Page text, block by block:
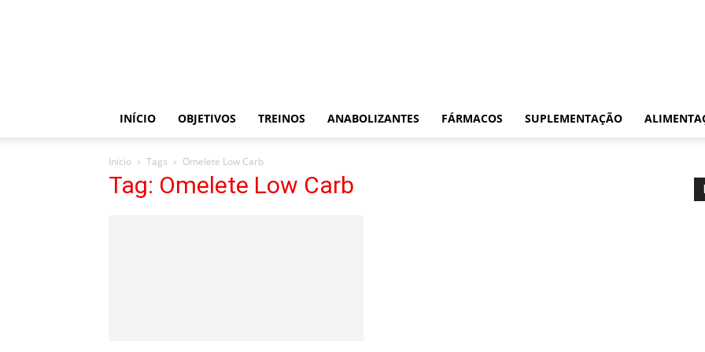
INÍCIO OBJETIVOS TREINOS ANABOLIZANTES FÁRMACOS SUPLEMENTAÇÃO
Início Tags Omelete Low Carb
Tag: Omelete Low Carb